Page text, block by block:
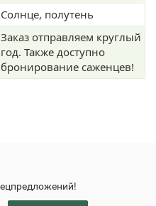
Солнце, полутень
Заказ отправляем круглый
год. Также доступно
бронирование саженцев!